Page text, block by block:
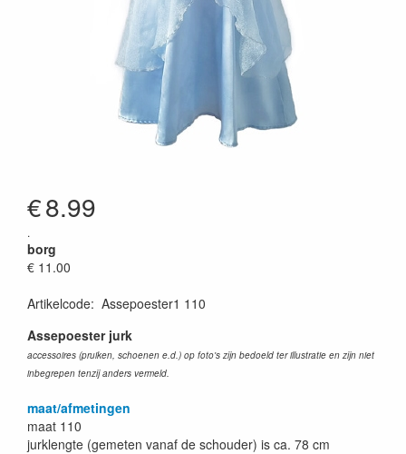
€8.99
.
borg
€ 11.00
Artikelcode: Assepoester1 110
Assepoester jurk
accessoires (pruiken, schoenen e.d.) op foto's zijn bedoeld ter illustratie en zijn niet
inbegrepen tenzij anders vermeld.
maat/afmetingen
maat 110
jurklengte (gemeten vanaf de schouder) is ca. 78 cm